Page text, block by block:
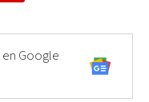
Google